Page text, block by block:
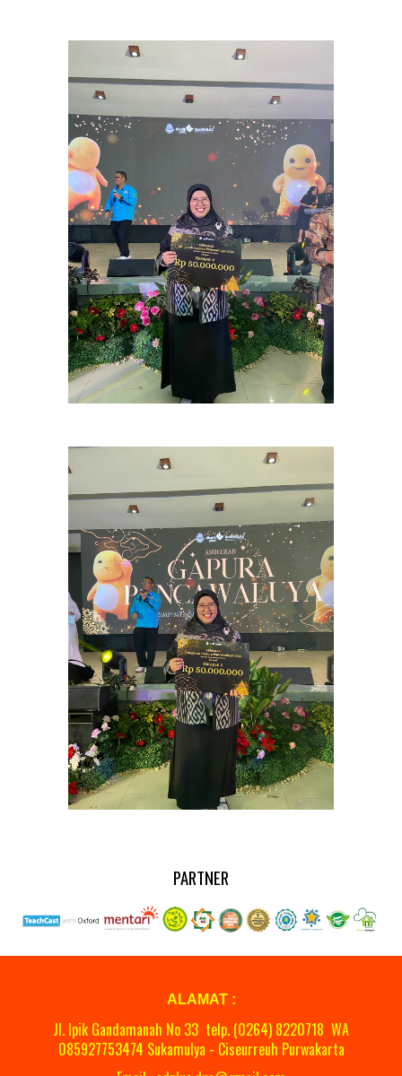
PARTNER
ALAMAT :
Jl. Ipik Gandamanah No 33 telp. (0264) 8220718 WA
085927753474 Sukamulya - Ciseurreuh Purwakarta